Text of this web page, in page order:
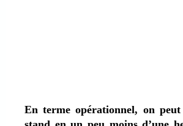
En terme opérationnel, on